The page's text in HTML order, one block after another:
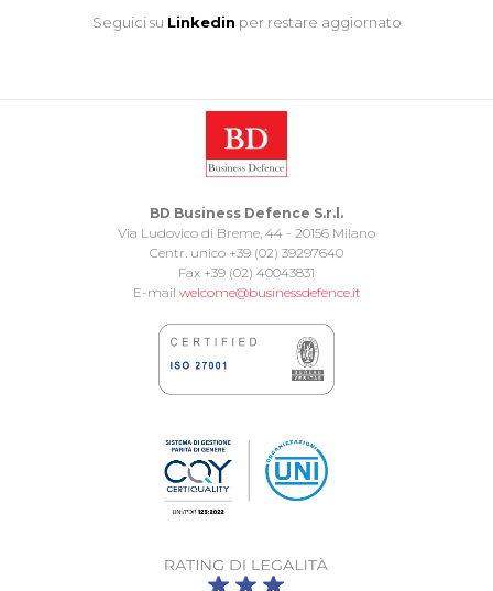
Seguici su Linkedin per restare aggiornato
BD Business Defence S.r.l.
Via Ludovico di Breme, 44 - 20156 Milano
Centr. unico +39 (02) 39297640
Fax +39 (02) 40043831
E-mail welcome@businessdefence.it